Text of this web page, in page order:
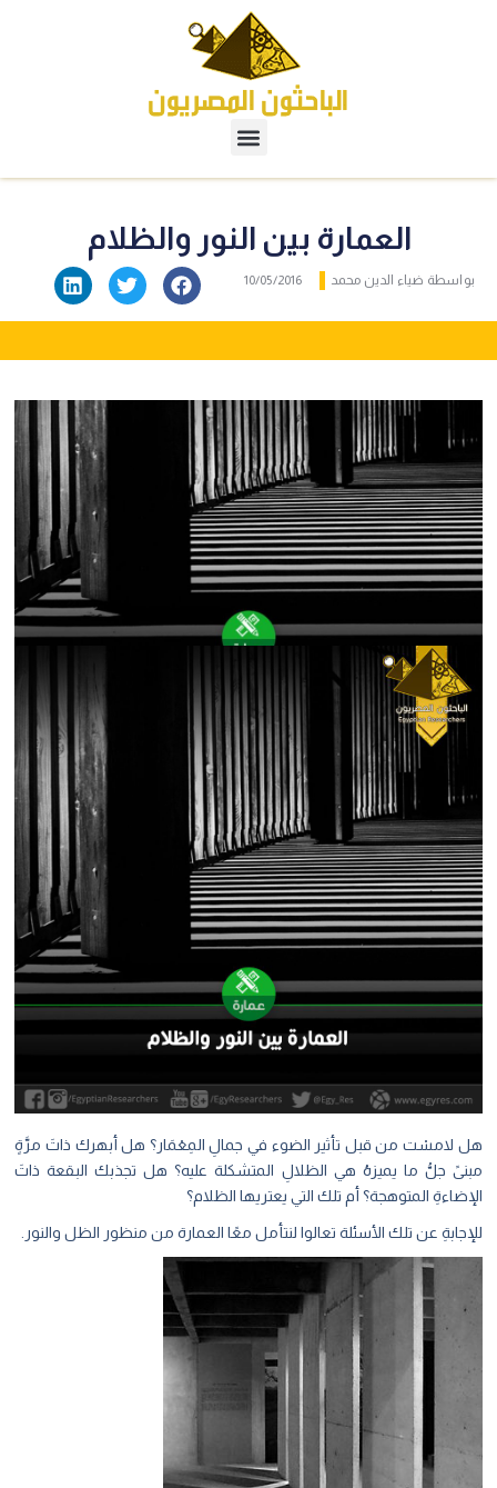
العمارة بين النور والظلام
بواسطة ضياء الدين محمد 10/05/2016
هل لامسْت من قبل تأثير الضوء في جمالِ المِعْمَار؟ هل أبهرك ذاتَ مرَّةٍ
مبنىً جلُّ ما يميزهُ هي الظلالِ المتشكلة عليه؟ هل تجذبك البقعة ذاتَ
الإضاءةِ المتوهجة؟ أم تلك التي يعتريها الظلام؟
للإجابةِ عن تلك الأسئلة تعالوا لنتأمل معًا العمارة من منظور الظل والنور.